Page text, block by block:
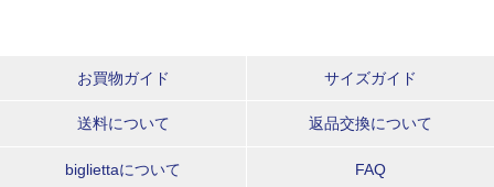
お買物ガイド サイズガイド
送料について 返品交換について
bigliettaについて FAQ